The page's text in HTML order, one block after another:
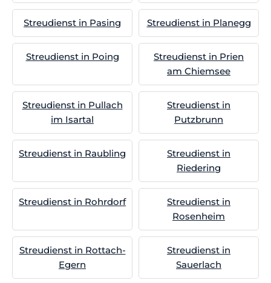
Streudienst in Pasing Streudienst in Planegg
Streudienst in Poing
Streudienst in Prien
am Chiemsee
Streudienst in Pullach
im Isartal
Streudienst in
Putzbrunn
Streudienst in Raubling
Streudienst in
Riedering
Streudienst in Rohrdorf
Streudienst in
Rosenheim
Streudienst in Rottach-
Egern
Streudienst in
Sauerlach